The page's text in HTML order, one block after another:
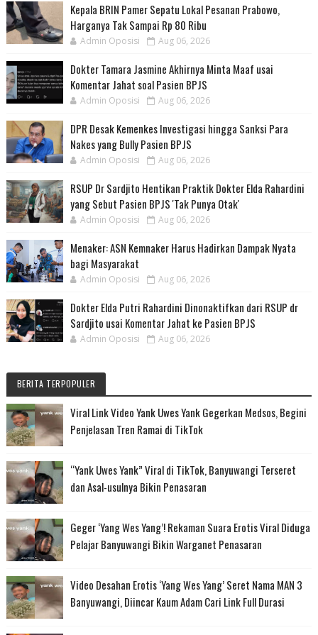
Kepala BRIN Pamer Sepatu Lokal Pesanan Prabowo,
Harganya Tak Sampai Rp 80 Ribu
Admin Oposisi Aug 06, 2026
Dokter Tamara Jasmine Akhirnya Minta Maaf usai
Komentar Jahat soal Pasien BPJS
Admin Oposisi Aug 06, 2026
DPR Desak Kemenkes Investigasi hingga Sanksi Para
Nakes yang Bully Pasien BPJS
Admin Oposisi Aug 06, 2026
RSUP Dr Sardjito Hentikan Praktik Dokter Elda Rahardini
yang Sebut Pasien BPJS 'Tak Punya Otak'
Admin Oposisi Aug 06, 2026
Menaker: ASN Kemnaker Harus Hadirkan Dampak Nyata
bagi Masyarakat
Admin Oposisi Aug 06, 2026
Dokter Elda Putri Rahardini Dinonaktifkan dari RSUP dr
Sardjito usai Komentar Jahat ke Pasien BPJS
Admin Oposisi Aug 06, 2026
BERITA TERPOPULER
Viral Link Video Yank Uwes Yank Gegerkan Medsos, Begini
Penjelasan Tren Ramai di TikTok
“Yank Uwes Yank” Viral di TikTok, Banyuwangi Terseret
dan Asal-usulnya Bikin Penasaran
Geger ‘Yang Wes Yang’! Rekaman Suara Erotis Viral Diduga
Pelajar Banyuwangi Bikin Warganet Penasaran
Video Desahan Erotis ‘Yang Wes Yang’ Seret Nama MAN 3
Banyuwangi, Diincar Kaum Adam Cari Link Full Durasi